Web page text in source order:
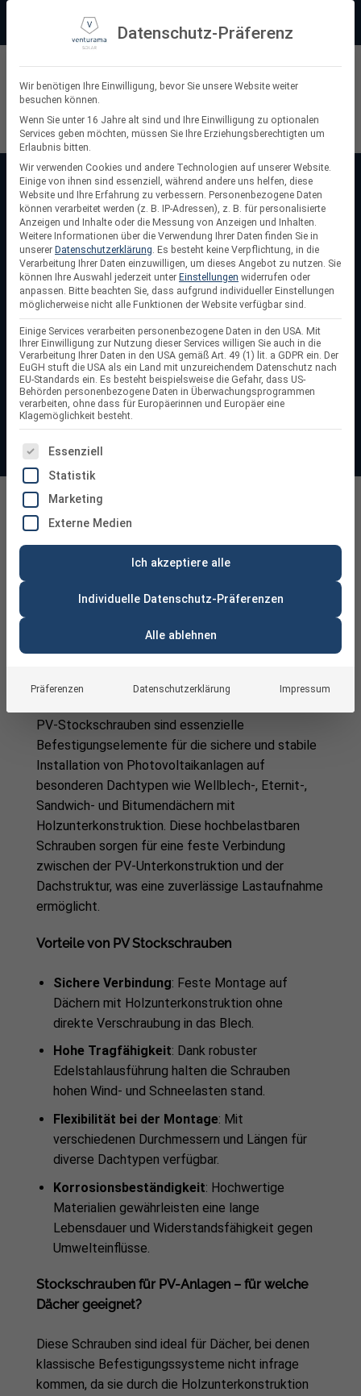
springen
+49 (0) 64 64 37 19 5 - 0
Suchen
nach:
Startseite/PV Stockschrauben
PV Stockschrauben
PV-Stockschraubensind eine zuverlässige
Befestigungslösung für dieMontage von
PhotovoltaikanlagenaufWellblech-, Eternit, Sandwich
und Bitumendächernmit einer Holzunterkonstrutkion. Sie
ermöglichen eine sichere Verbindung zwischen derPV-
Unterkonstruktionund der Dachstruktur, sorgen für eine
hoheLastaufnahme. Dank robuster und
witterungsbeständiger Materialien bieten sie eine
langlebige, stabile und sichere Montage vonPV-Modulen
speziellen Dächern
PV-Stockschrauben sind essenzielle
Befestigungselemente für die sichere und stabile
Installation von Photovoltaikanlagen auf
besonderen Dachtypen wie Wellblech-, Eternit-,
Sandwich- und Bitumendächern mit
Holzunterkonstruktion. Diese hochbelastbaren
Schrauben sorgen für eine feste Verbindung
zwischen der PV-Unterkonstruktion und der
Dachstruktur, was eine zuverlässige Lastaufnahme
ermöglicht.
Vorteile von PV Stockschrauben
Sichere Verbindung: Feste Montage auf
Dächern mit Holzunterkonstruktion ohne
direkte Verschraubung in das Blech.
Hohe Tragfähigkeit: Dank robuster
Edelstahlausführung halten die Schrauben
hohen Wind- und Schneelasten stand.
Flexibilität bei der Montage: Mit
verschiedenen Durchmessern und Längen für
diverse Dachtypen verfügbar.
Korrosionsbeständigkeit: Hochwertige
Materialien gewährleisten eine lange
Lebensdauer und Widerstandsfähigkeit gegen
Umwelteinflüsse.
Stockschrauben für PV-Anlagen – für welche
Dächer geeignet?
Diese Schrauben sind ideal für Dächer, bei denen
klassische Befestigungssysteme nicht infrage
kommen, da sie durch die Holzunterkonstruktion
Datenschutz-Präferenz
Wir benötigen Ihre Einwilligung, bevor Sie unsere Website weiter
besuchen können.
Wenn Sie unter 16 Jahre alt sind und Ihre Einwilligung zu optionalen
Services geben möchten, müssen Sie Ihre Erziehungsberechtigten um
Erlaubnis bitten.
Wir verwenden Cookies und andere Technologien auf unserer Website.
Einige von ihnen sind essenziell, während andere uns helfen, diese
Website und Ihre Erfahrung zu verbessern. Personenbezogene Daten
können verarbeitet werden (z. B. IP-Adressen), z. B. für personalisierte
Anzeigen und Inhalte oder die Messung von Anzeigen und Inhalten.
Weitere Informationen über die Verwendung Ihrer Daten finden Sie in
unserer Datenschutzerklärung. Es besteht keine Verpflichtung, in die
Verarbeitung Ihrer Daten einzuwilligen, um dieses Angebot zu nutzen. Sie
können Ihre Auswahl jederzeit unter Einstellungen widerrufen oder
anpassen. Bitte beachten Sie, dass aufgrund individueller Einstellungen
möglicherweise nicht alle Funktionen der Website verfügbar sind.
Einige Services verarbeiten personenbezogene Daten in den USA. Mit
Ihrer Einwilligung zur Nutzung dieser Services willigen Sie auch in die
Verarbeitung Ihrer Daten in den USA gemäß Art. 49 (1) lit. a GDPR ein. Der
EuGH stuft die USA als ein Land mit unzureichendem Datenschutz nach
EU-Standards ein. Es besteht beispielsweise die Gefahr, dass US-
Behörden personenbezogene Daten in Überwachungsprogrammen
verarbeiten, ohne dass für Europäerinnen und Europäer eine
Klagemöglichkeit besteht.
ES FOLGT EINE LISTE DER SERVICE-GRUPPEN, FÜR
Essenziell
Statistik
Marketing
Externe Medien
Ich akzeptiere alle
Individuelle Datenschutz-Präferenzen
Alle ablehnen
Präferenzen Datenschutzerklärung Impressum